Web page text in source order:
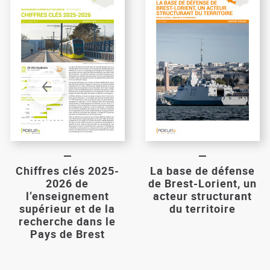
Chiffres clés 2025-
2026 de
l’enseignement
supérieur et de la
recherche dans le
Pays de Brest
La base de défense
de Brest-Lorient, un
acteur structurant
du territoire